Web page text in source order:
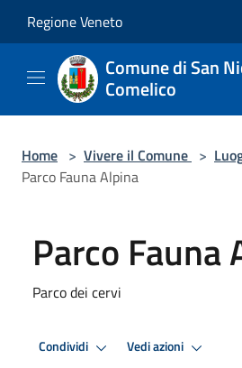
Regione Veneto
Comune di San
Comelico
Home > Vivere il Comune >
Parco Fauna Alpina
Parco Fauna
Parco dei cervi
Condividi Vedi azioni